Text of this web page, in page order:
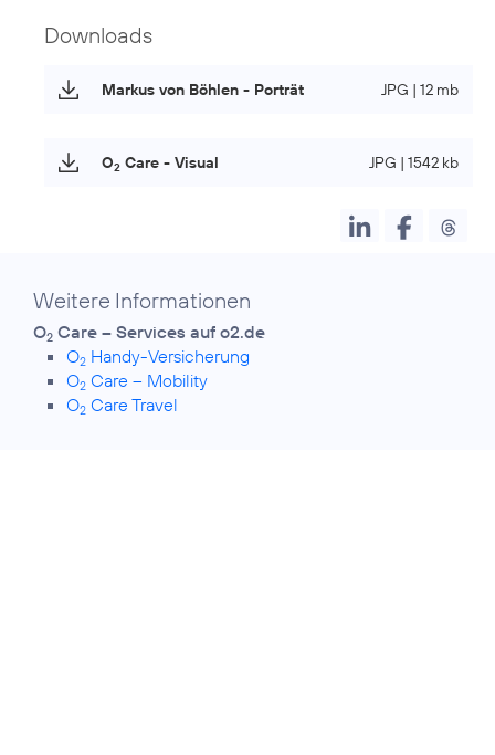
Downloads
Markus von Böhlen - Porträt JPG | 12 mb
O2 Care - Visual JPG | 1542 kb
Weitere Informationen
O2 Care – Services auf o2.de
O2 Handy-Versicherung
O2 Care – Mobility
O2 Care Travel